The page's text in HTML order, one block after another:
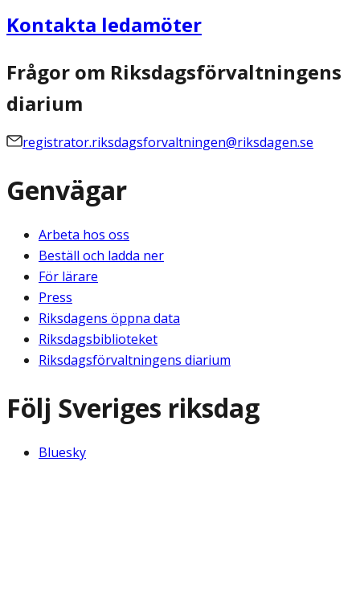
Kontakta ledamöter
Frågor om Riksdagsförvaltningens
diarium
registrator.riksdagsforvaltningen@riksdagen.se
Genvägar
Arbeta hos oss
Beställ och ladda ner
För lärare
Press
Riksdagens öppna data
Riksdagsbiblioteket
Riksdagsförvaltningens diarium
Följ Sveriges riksdag
Bluesky